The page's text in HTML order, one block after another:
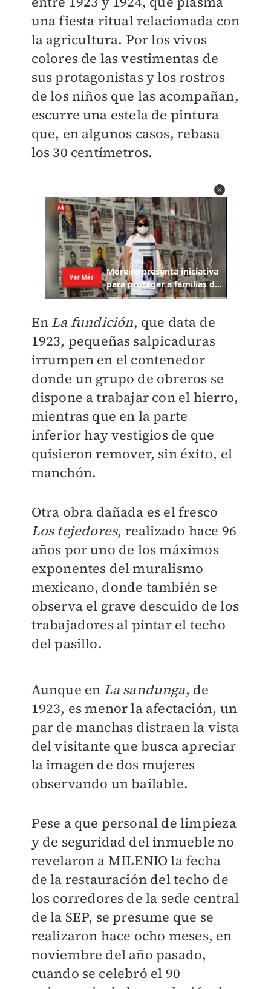
una fiesta ritual relacionada con
la agricultura. Por los vivos
colores de las vestimentas de
sus protagonistas y los rostros
de los niños que las acompañan,
escurre una estela de pintura
que, en algunos casos, rebasa
los 30 centímetros.
En La fundición, que data de
1923, pequeñas salpicaduras
irrumpen en el contenedor
donde un grupo de obreros se
dispone a trabajar con el hierro,
mientras que en la parte
inferior hay vestigios de que
quisieron remover, sin éxito, el
manchón.
Otra obra dañada es el fresco
Los tejedores, realizado hace 96
años por uno de los máximos
exponentes del muralismo
mexicano, donde también se
observa el grave descuido de los
trabajadores al pintar el techo
del pasillo.
Aunque en La sandunga, de
1923, es menor la afectación, un
par de manchas distraen la vista
del visitante que busca apreciar
la imagen de dos mujeres
observando un bailable.
Pese a que personal de limpieza
y de seguridad del inmueble no
revelaron a MILENIO la fecha
de la restauración del techo de
los corredores de la sede central
de la SEP, se presume que se
realizaron hace ocho meses, en
noviembre del año pasado,
cuando se celebró el 90